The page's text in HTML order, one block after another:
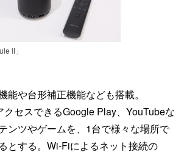
II」
能や台形補正機能なども搭載。
セスできるGoogle Play、YouTubeな
ンツやゲームを、1台で様々な場所で
とする。Wi-Fiによるネット接続の